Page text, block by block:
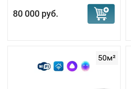
80 000 руб.
50м²